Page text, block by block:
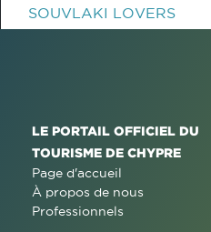
SOUVLAKI LOVERS
LE PORTAIL OFFICIEL DU
TOURISME DE CHYPRE
Page d'accueil
À propos de nous
Professionnels